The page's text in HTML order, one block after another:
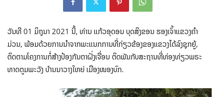
ວັນທີ 01 ມິຖຸນາ 2021 ນີ້, ທ່ານ ແກ້ວອຸດອນ ບຸດສິງຂອນ ຮອງເຈົ້າແຂວງຄຳ
ມ່ວນ, ພ້ອມດ້ວຍການນຳຈາກພະແນກການທີ່ກ່ຽວຂ້ອງຂອງແຂວງໄດ້ລົງຊຸກຍູ້,
ຕິດຕາມໂຄງການກໍ່ສ້າງປ້ອງກັນຕາຝັ່ງເຈື່ອນ ຕິດພັນກັບສະຖານທີ່ທ່ອງທ່ຽວພຣະ
ທາດຕູມພະວັງ ບ້ານນາວາງໃຫຍ່ ເມືອງໜອງບົກ.